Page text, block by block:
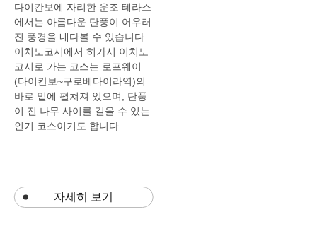
다이칸보에 자리한 운조 테라스
에서는 아름다운 단풍이 어우러
진 풍경을 내다볼 수 있습니다
이치노코시에서 히가시 이치노
코시로 가는 코스는 로프웨이
(다이칸보~구로베다이라역)의
바로 밑에 펼쳐져 있으며
단풍
이 진 나무 사이를 걸을 수 있는
인기 코스이기도 합니다
자세히 보기